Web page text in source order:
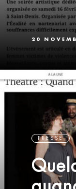
20
PRESSE